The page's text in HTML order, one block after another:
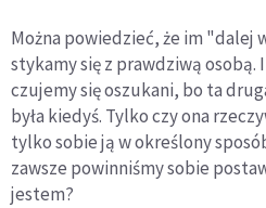
Można powiedzieć, że im "dalej
stykamy się z prawdziwą osobą.
czujemy się oszukani, bo ta
była kiedyś. Tylko czy ona
tylko sobie ją w określony
zawsze powinniśmy sobie
jestem?